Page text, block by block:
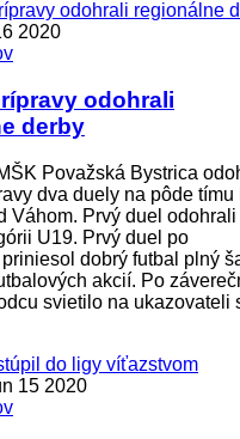
2020
odohrali
derby
Považská Bystrica
dva duely na pôde tímu
Váhom. Prvý duel odohrali
U19. Prvý duel po
dobrý futbal plný
akcií. Po
svietilo na ukazovateli
15 2020